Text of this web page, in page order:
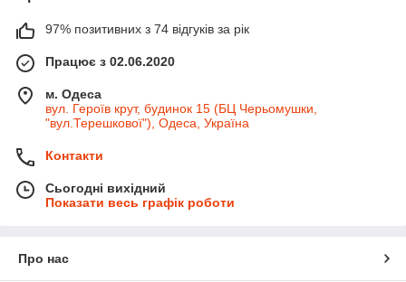
97% позитивних з 74 відгуків за рік
Працює з 02.06.2020
м. Одеса
вул. Героїв крут, будинок 15 (БЦ Черьомушки,
"вул.Терешкової"), Одеса, Україна
Контакти
Сьогодні вихідний
Показати весь графік роботи
Про нас